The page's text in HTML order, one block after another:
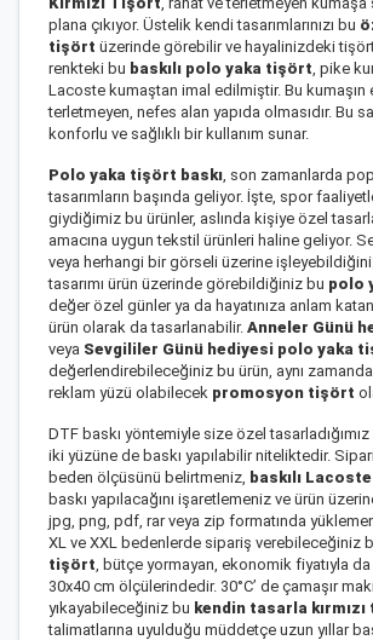
plana çıkıyor. Üstelik kendi tasarımlarınızı bu
tişört üzerinde görebilir ve hayalinizdeki
renkteki bu baskılı polo yaka tişört , pike
Lacoste kumaştan imal edilmiştir. Bu
terletmeyen, nefes alan yapıda olmasıdır. Bu
konforlu ve sağlıklı bir kullanım sunar.
Polo yaka tişört baskı , son zamanlarda
tasarımların başında geliyor. İşte, spor
giydiğimiz bu ürünler, aslında kişiye özel
amacına uygun tekstil ürünleri haline geliyor.
veya herhangi bir görseli üzerine
tasarımı ürün üzerinde görebildiğiniz bu polo
değer özel günler ya da hayatınıza anlam
ürün olarak da tasarlanabilir. Anneler Günü
veya Sevgililer Günü hediyesi polo yaka
değerlendirebileceğiniz bu ürün, aynı
reklam yüzü olabilecek promosyon tişört
DTF baskı yöntemiyle size özel
iki yüzüne de baskı yapılabilir niteliktedir.
beden ölçüsünü belirtmeniz, baskılı
baskı yapılacağını işaretlemeniz ve ürün
jpg, png, pdf, rar veya zip formatında
XL ve XXL bedenlerde sipariş verebileceğiniz
tişört , bütçe yormayan, ekonomik fiyatıyla da
30x40 cm ölçülerindedir. 30°C’ de çamaşır
yıkayabileceğiniz bu kendin tasarla
talimatlarına uyulduğu müddetçe uzun yıllar